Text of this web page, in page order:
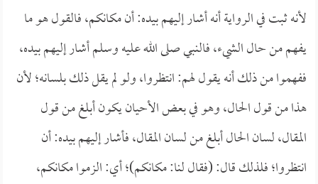
لأنه ثبت في الرواية أنه أشار إليهم بيده: أن مكانكم، فالقول هو ما
يفهم من حال الشيء، فالنبي صلى الله عليه وسلم أشار إليهم بيده،
ففهموا من ذلك أنه يقول لهم: انتظروا، ولو لم يقل ذلك بلسانه؛ لأن
هذا من قول الحال، وهو في بعض الأحيان يكون أبلغ من قول
المقال، لسان الحال أبلغ من لسان المقال، فأشار إليهم بيده: أن
انتظروا؛ فلذلك قال: (فقال لنا: مكانكم)؛ أي: الزموا مكانكم،